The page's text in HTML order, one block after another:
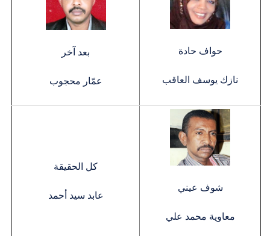
حواف حادة
نازك يوسف العاقب
بعد آخر
عمّار محجوب
شوف عيني
معاوية محمد علي
كل الحقيقة
عابد سيد أحمد